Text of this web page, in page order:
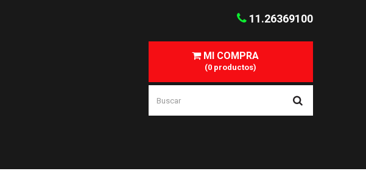
11.26369100
MI COMPRA
(0 productos)